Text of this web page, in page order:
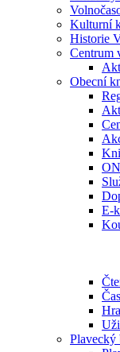
Kulturní
Historie
Centrum
Obecní
E-
Plavecký